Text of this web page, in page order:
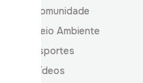
Comunidade
Meio Ambiente
Esportes
Vídeos